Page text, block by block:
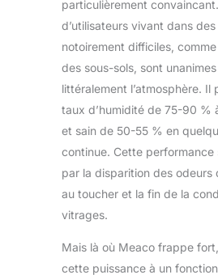
PURIFICATEUR
déshumidificateur
contrôle non
par jour, mais
votre
un filtre HEPA H13
médicale qui purifie
telles que la
le pollen et autres
déshumidificateur à
d'énergie Arete One
particulièrement
d’utilisateurs vivant dans
notoirement difficiles,
des sous-sols, sont
littéralement l’atmosphère. Il
taux d’humidité de 75-90 %
et sain de 50-55 % en
continue. Cette
par la disparition des odeurs
au toucher et la fin de la
vitrages.
Mais là où Meaco frappe
cette puissance à un